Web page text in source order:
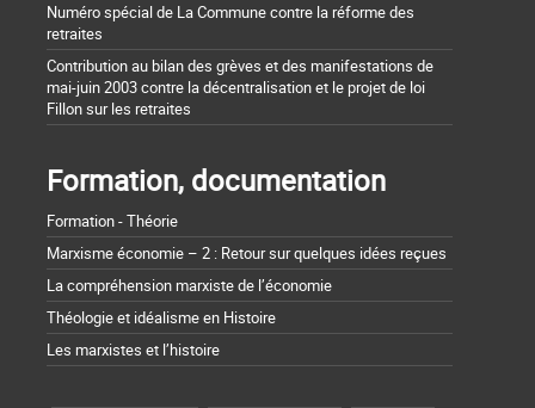
Numéro spécial de La Commune contre la réforme des
retraites
Contribution au bilan des grèves et des manifestations de
mai-juin 2003 contre la décentralisation et le projet de loi
Fillon sur les retraites
Formation, documentation
Formation - Théorie
Marxisme économie – 2 : Retour sur quelques idées reçues
La compréhension marxiste de l’économie
Théologie et idéalisme en Histoire
Les marxistes et l’histoire